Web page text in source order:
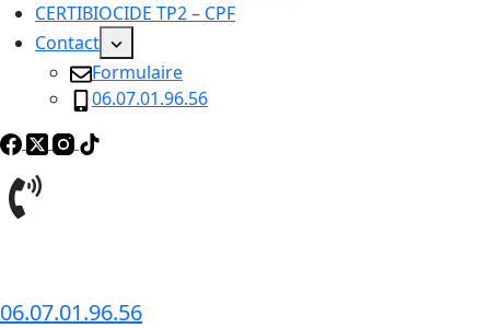
CERTIBIOCIDE TP2 – CPF
Contact
Formulaire
06.07.01.96.56
06.07.01.96.56